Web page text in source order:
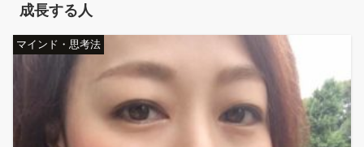
成長する人
マインド・思考法